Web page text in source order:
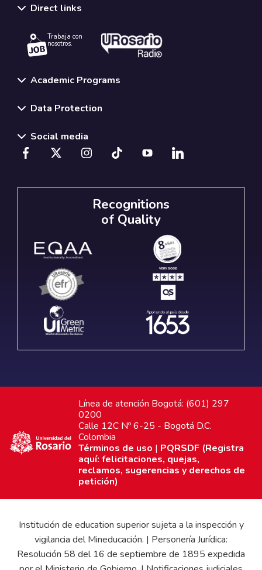
Direct links
Trabaja con
nosotros.
Academic Programs
Data Protection
Social media
Recognitions
of Quality
Línea de atención Bogotá: (601) 297
0200
Calle 12C Nº 6-25 - Bogotá D.C.
Colombia
Términos de uso | PQRSDF (Registra
aquí: felicitaciones, quejas,
reclamos, sugerencias y derechos de
petición)
Institución de education superior sujeta a la inspección y
vigilancia del Mineducación. | Personería Jurídica:
Resolución 58 del 16 de septiembre de 1895 expedida